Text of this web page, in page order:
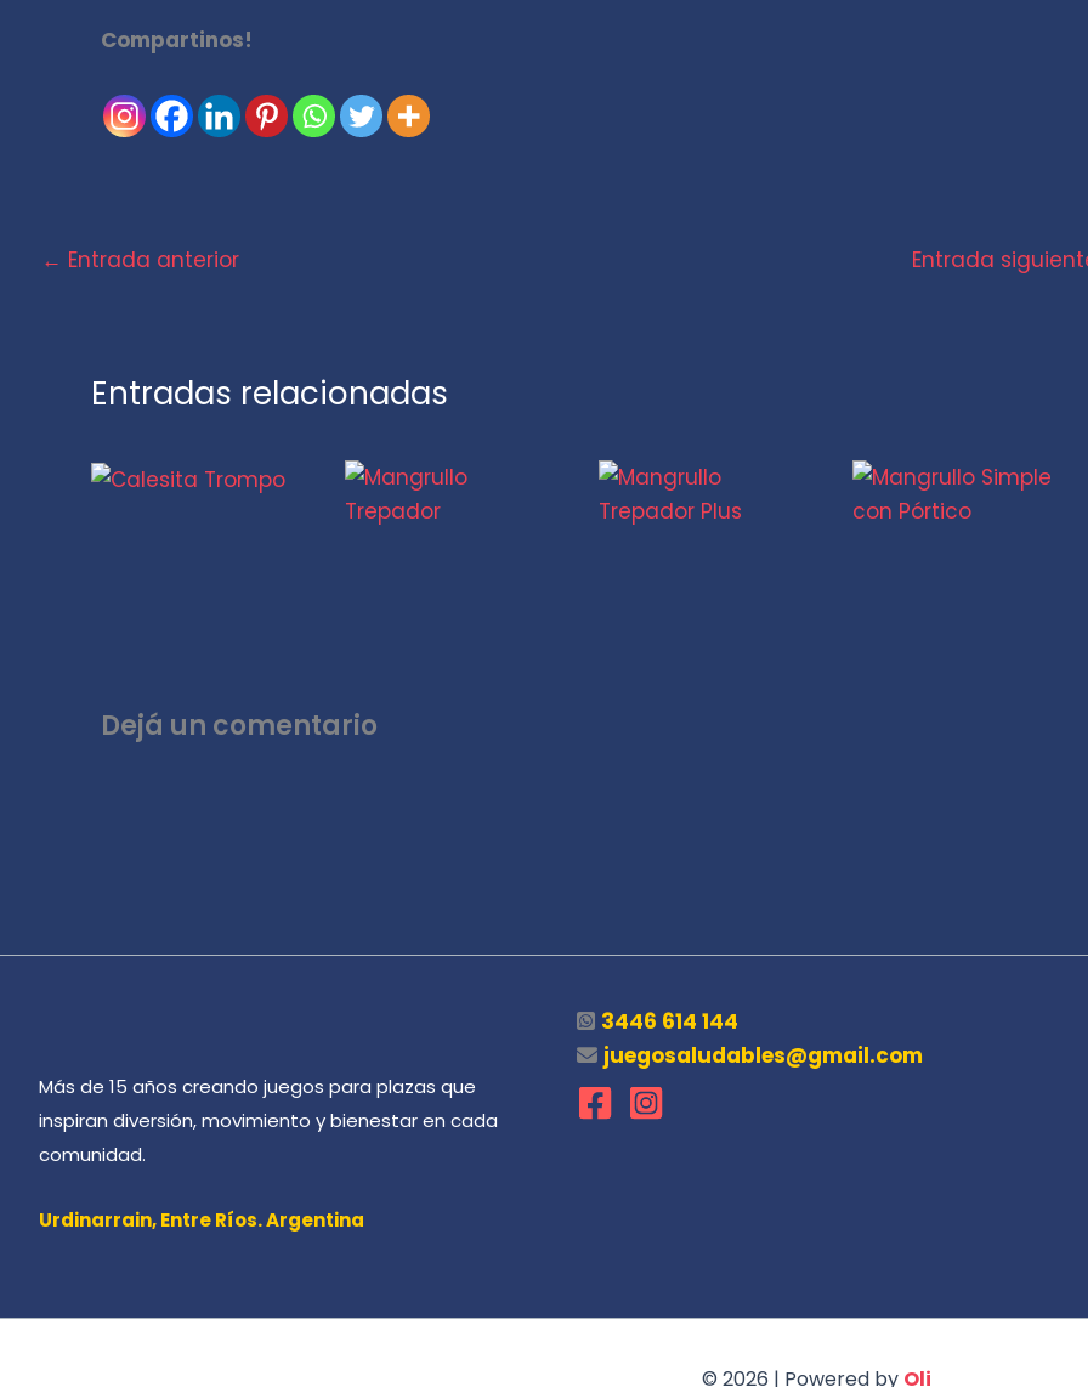
Compartinos!
← Entrada anterior Entrada
Entradas relacionadas
Dejá un comentario
Más de 15 años creando juegos para plazas que
inspiran diversión, movimiento y bienestar en cada
comunidad.
Urdinarrain,Entre Ríos. Argentina
3446 614 144
juegosaludables@gmail.com
© 2026 | Powered by Oli